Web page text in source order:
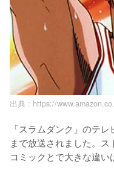
出典 : https://
「スラムダンク」のテ
まで放送されました。
コミックとで大きな違い